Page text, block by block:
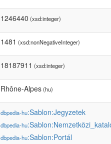
1246440 (xsd:integer)
1481 (xsd:nonNegativeInteger)
18187911 (xsd:integer)
Rhône-Alpes(hu)
dbpedia-hu:Sablon:Jegyzetek
dbpedia-hu
dbpedia-hu:Sablon:Portál